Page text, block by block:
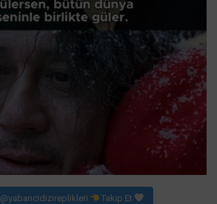
@yabancidizireplikleri Takip Et